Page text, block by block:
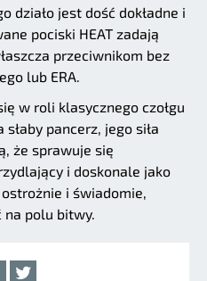
działo jest dość dokładne i
pociski HEAT zadają
przeciwnikom bez
lub ERA.
w roli klasycznego czołgu
pancerz, jego siła
że sprawuje się
i doskonale jako
i świadomie,
na polu bitwy.